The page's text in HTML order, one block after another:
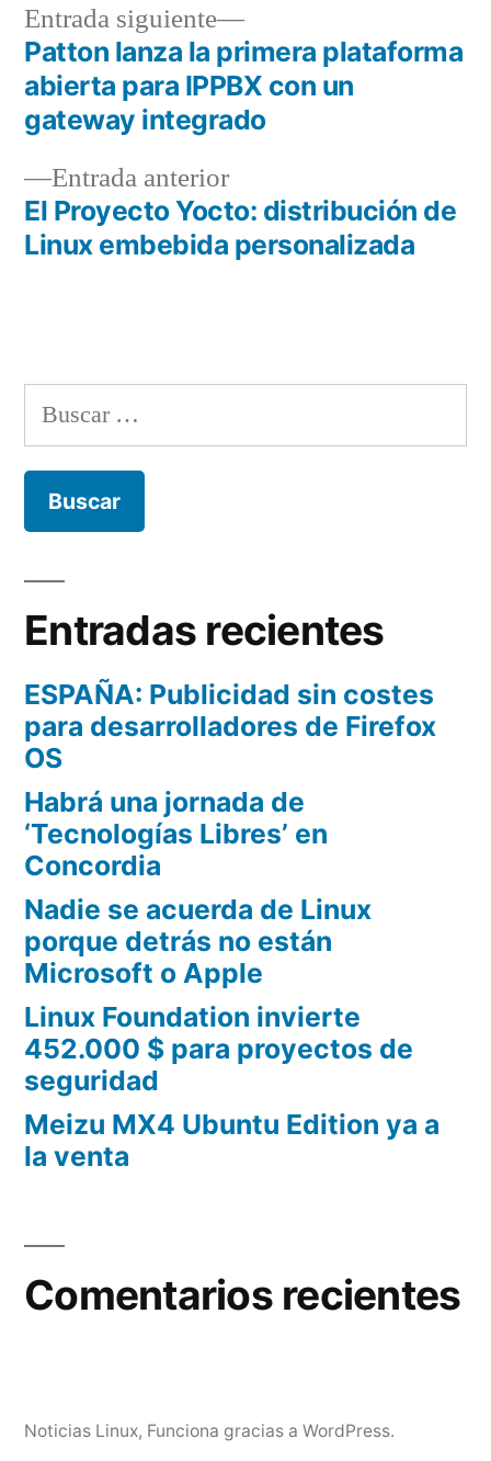
Navegación
de
entradas
Entrada anteriorEntrada
anterior:
El Proyecto Yocto: distribución de
Linux embebida personalizada
Entrada siguiente
Entrada
siguiente:
Patton lanza la primera plataforma
abierta para IPPBX con un
gateway integrado
Buscar:
Entradas recientes
ESPAÑA: Publicidad sin costes
para desarrolladores de Firefox
OS
Habrá una jornada de
‘Tecnologías Libres’ en
Concordia
Nadie se acuerda de Linux
porque detrás no están
Microsoft o Apple
Linux Foundation invierte
452.000 $ para proyectos de
seguridad
Meizu MX4 Ubuntu Edition ya a
la venta
Comentarios recientes
Noticias Linux, Funciona gracias a WordPress.